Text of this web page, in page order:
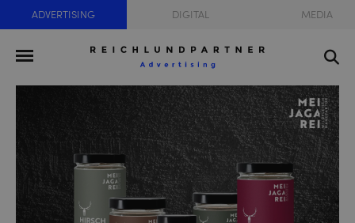
ADVERTISING DIGITAL MEDIA